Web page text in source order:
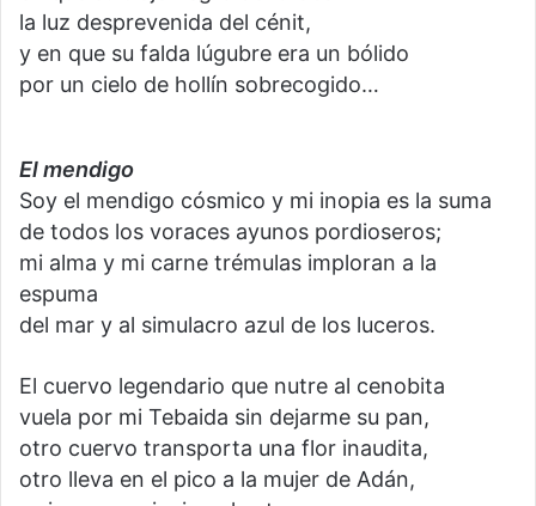
la luz desprevenida del cénit,
y en que su falda lúgubre era un bólido
por un cielo de hollín sobrecogido…
El mendigo
Soy el mendigo cósmico y mi inopia es la suma
de todos los voraces ayunos pordioseros;
mi alma y mi carne trémulas imploran a la
espuma
del mar y al simulacro azul de los luceros.
El cuervo legendario que nutre al cenobita
vuela por mi Tebaida sin dejarme su pan,
otro cuervo transporta una flor inaudita,
otro lleva en el pico a la mujer de Adán,